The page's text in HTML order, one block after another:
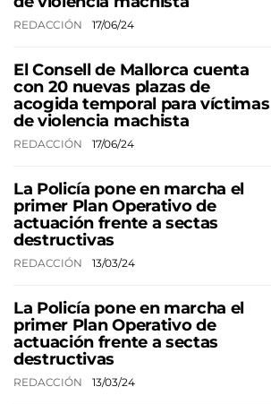
REDACCIÓN 17/06/24
El Consell de Mallorca cuenta
con 20 nuevas plazas de
acogida temporal para víctimas
de violencia machista
REDACCIÓN 17/06/24
La Policía pone en marcha el
primer Plan Operativo de
actuación frente a sectas
destructivas
REDACCIÓN 13/03/24
La Policía pone en marcha el
primer Plan Operativo de
actuación frente a sectas
destructivas
REDACCIÓN 13/03/24